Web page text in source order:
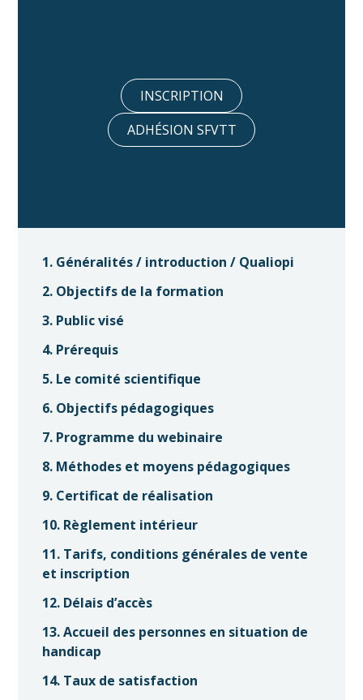
INSCRIPTION
ADHÉSION SFVTT
1. Généralités / introduction / Qualiopi
11. Tarifs, conditions générales de vente
et inscription
2. Objectifs de la formation
12. Délais d’accès
3. Public visé
13. Accueil des personnes en situation de
handicap
4. Prérequis
14. Taux de satisfaction
5. Le comité scientifique
6. Objectifs pédagogiques
7. Programme du webinaire
8. Méthodes et moyens pédagogiques
9. Certificat de réalisation
10. Règlement intérieur